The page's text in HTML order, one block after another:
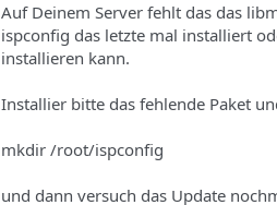
Auf Deinem Server fehlt das das
ispconfig das letzte mal installiert
installieren kann.
Installier bitte das fehlende Paket
mkdir /root/ispconfig
und dann versuch das Update